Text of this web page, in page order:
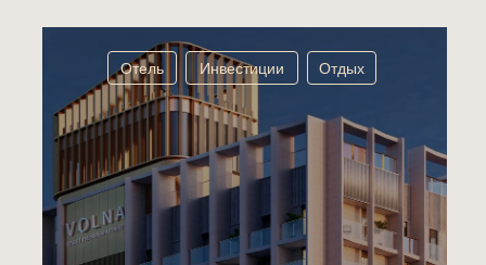
Отдых
Инвестиции
Отель